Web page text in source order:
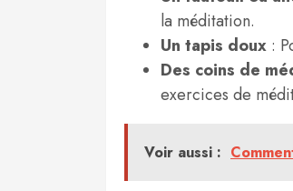
la méditation.
Un tapis doux :
Des coins de
exercices de
Voir aussi :